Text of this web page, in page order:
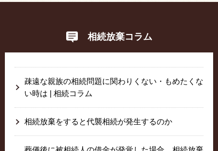
相続放棄コラム
疎遠な親族の相続問題に関わりくない・もめたくな
い時は | 相続コラム
相続放棄をすると代襲相続が発生するのか